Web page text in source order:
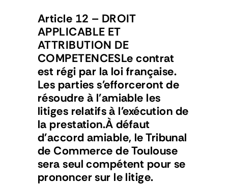
Article 12 – DROIT
APPLICABLE ET
ATTRIBUTION DE
COMPETENCESLe contrat
est régi par la loi française.
Les parties s'efforceront de
résoudre à l'amiable les
litiges relatifs à l'exécution de
la prestation.À défaut
d'accord amiable, le Tribunal
de Commerce de Toulouse
sera seul compétent pour se
prononcer sur le litige.